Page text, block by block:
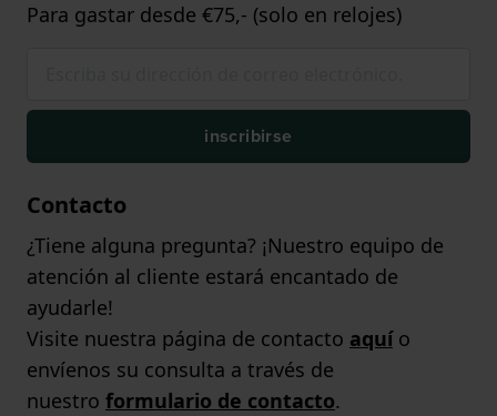
Para gastar desde €75,- (solo en relojes)
inscribirse
Contacto
¿Tiene alguna pregunta? ¡Nuestro equipo de
atención al cliente estará encantado de
ayudarle!
Visite nuestra página de contacto aquío
envíenos su consulta a través de
nuestro formulario de contacto.